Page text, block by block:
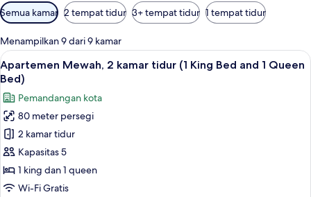
Filter
tersedia
untuk
kamar
Semua kamar 2 tempat tidur 3+ tempat tidur 1 tempat tidur
Menampilkan 9 dari 9 kamar
Lihat
semua
foto
untuk
Apartemen
Mewah,
2
kamar
tidur
Televisi layar datar 52-inci dengan
50
Apartemen Mewah, 2 kamar tidur (1 King Bed and 1 Queen
Bed)
Pemandangan kota
80 meter persegi
2 kamar tidur
Kapasitas 5
1 king dan 1 queen
Wi-Fi Gratis